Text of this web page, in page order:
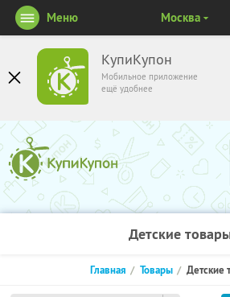
КупиКупон
Мобильное приложение
ещё удобнее
Меню Москва
Детские
Главная Товары Детские